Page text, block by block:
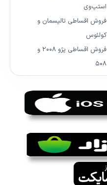
استپ‌وی
فروش اقساطی تالیسمان و
کولئوس
فروش اقساطی پژو ۲۰۰۸ و
۵۰۸